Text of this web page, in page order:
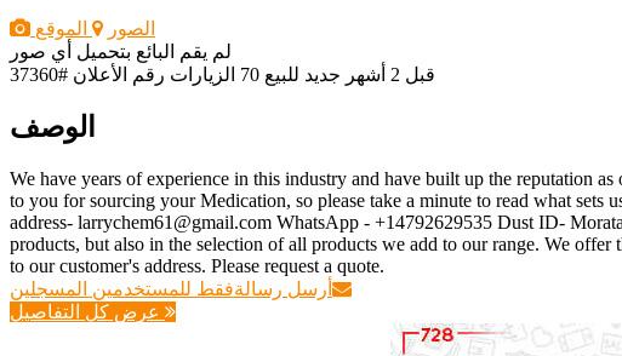
الصور
الموقع
لم يقم البائع بتحميل أي صور
قبل 2 أشهر
جديد للبيع 70 الزيارات رقم الأعلان #37360
الوصف
We have years of experience in this industry and have built up the reputation
to you for sourcing your Medication, so please take a minute to read what
address- larrychem61@gmail.com WhatsApp - +14792629535 Dust ID-
products, but also in the selection of all products we add to our range. We
to our customer's address. Please request a quote.
أرسل رسالةفقط للمستخدمين المسجلين